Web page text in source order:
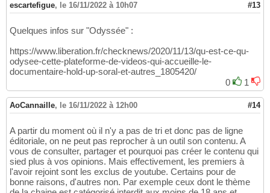
escartefigue, le 16/11/2022 à 10h07 #13
Quelques infos sur "Odyssée" :
https://www.liberation.fr/checknews/2020/11/13/qu-est-ce-qu-
odysee-cette-plateforme-de-videos-qui-accueille-le-
documentaire-hold-up-soral-et-autres_1805420/
0
1
AoCannaille, le 16/11/2022 à 12h00 #14
A partir du moment où il n'y a pas de tri et donc pas de ligne
éditoriale, on ne peut pas reprocher à un outil son contenu. A
vous de consulter, partager et pourquoi pas créer le contenu qui
sied plus à vos opinions. Mais effectivement, les premiers à
l'avoir rejoint sont les exclus de youtube. Certains pour de
bonne raisons, d'autres non. Par exemple ceux dont le thème